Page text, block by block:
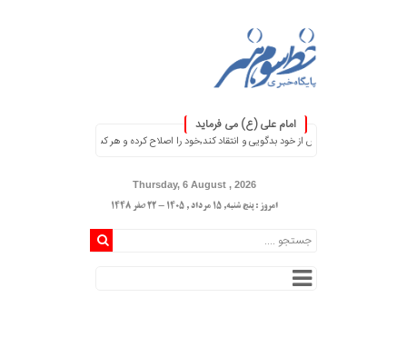
امام علی (ع) می فرماید
۞ هر کس از خود بدگویی و انتقاد کند٬خود را اصلاح کرده و هر کس خودستایی نماید٬ پس به تحقیق خویش را تباه نموده است. ۞
Thursday, 6 August , 2026
امروز : پنج شنبه, ۱۵ مرداد , ۱۴۰۵ - 22 صفر 1448